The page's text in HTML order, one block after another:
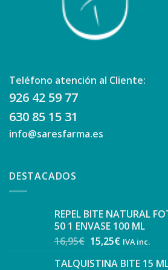
Teléfono atención al Cliente:
926 42 59 77
630 85 15 31
info@saresfarma.es
DESTACADOS
REPEL BITE NATURAL
50 1 ENVASE 100 ML
16,95€ 15,25€ IVA inc.
TALQUISTINA BITE 15